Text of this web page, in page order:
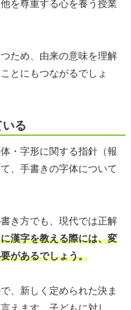
を尊重する心を養う授業
ため、由来の意味を理解
とにもつながるでしょ
いる
・字形に関する指針（報
、手書きの字体について
き方でも、現代では正解
漢字を教える際には、変
があるでしょう。
、新しく定められた決ま
えます。子どもに対し